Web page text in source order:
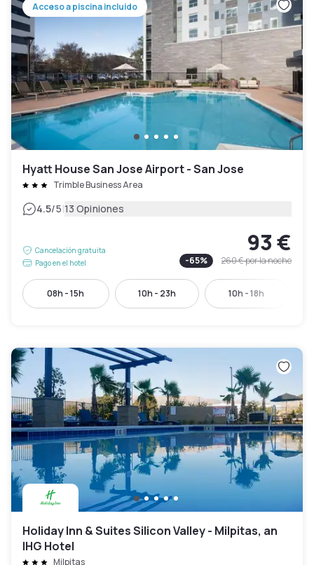
Acceso a piscina incluido
Hyatt House San Jose Airport - San Jose
Trimble Business Area
4.5/5|13 Opiniones
Cancelación gratuita
Pago en el hotel
93 €
-65% 260 €por la noche
08h - 15h 10h - 23h 10h - 18h
Holiday Inn & Suites Silicon Valley - Milpitas, an
IHG Hotel
Milpitas